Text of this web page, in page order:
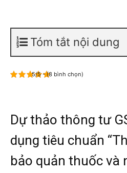
Tóm tắt nội dung
5/5 - (8 bình chọn)
Dự thảo thông tư
dụng tiêu chuẩn
bảo quản thuốc và